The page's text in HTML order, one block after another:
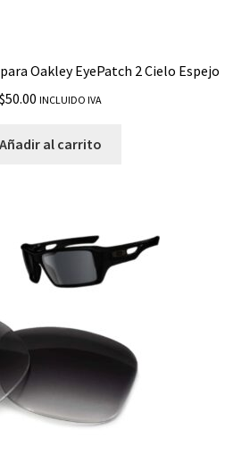
Oakley EyePatch 2 Cielo Espejo
$50.00 INCLUIDO IVA
Añadir al carrito